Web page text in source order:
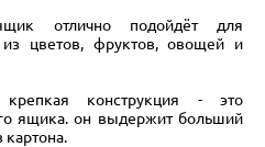
отлично подойдёт для
из цветов, фруктов, овощей и
конструкция - это
ящика. он выдержит больший
картона.